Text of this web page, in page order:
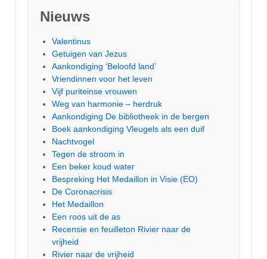
Nieuws
Valentinus
Getuigen van Jezus
Aankondiging ‘Beloofd land’
Vriendinnen voor het leven
Vijf puriteinse vrouwen
Weg van harmonie – herdruk
Aankondiging De bibliotheek in de bergen
Boek aankondiging Vleugels als een duif
Nachtvogel
Tegen de stroom in
Een beker koud water
Bespreking Het Medaillon in Visie (EO)
De Coronacrisis
Het Medaillon
Een roos uit de as
Recensie en feuilleton Rivier naar de
vrijheid
Rivier naar de vrijheid